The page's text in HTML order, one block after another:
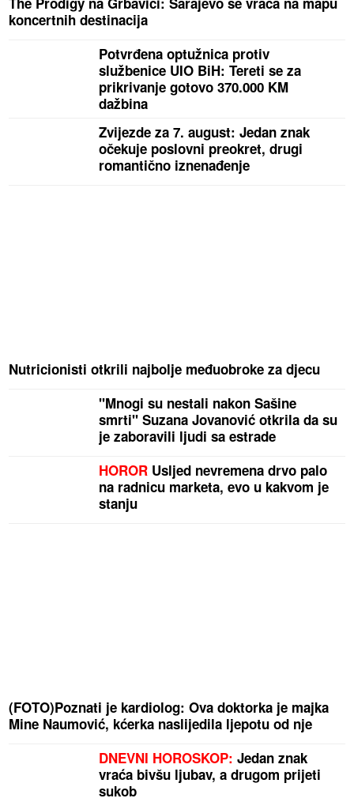
koncertnih destinacija
Potvrđena optužnica protiv
službenice UIO BiH: Tereti se za
prikrivanje gotovo 370.000 KM
dažbina
Zvijezde za 7. august: Jedan znak
očekuje poslovni preokret, drugi
romantično iznenađenje
Nutricionisti otkrili najbolje međuobroke za djecu
"Mnogi su nestali nakon Sašine
smrti" Suzana Jovanović otkrila da su
je zaboravili ljudi sa estrade
HOROR Usljed nevremena drvo palo
na radnicu marketa, evo u kakvom je
stanju
(FOTO)Poznati je kardiolog: Ova doktorka je majka
Mine Naumović, kćerka naslijedila ljepotu od nje
DNEVNI HOROSKOP: Jedan znak
vraća bivšu ljubav, a drugom prijeti
sukob